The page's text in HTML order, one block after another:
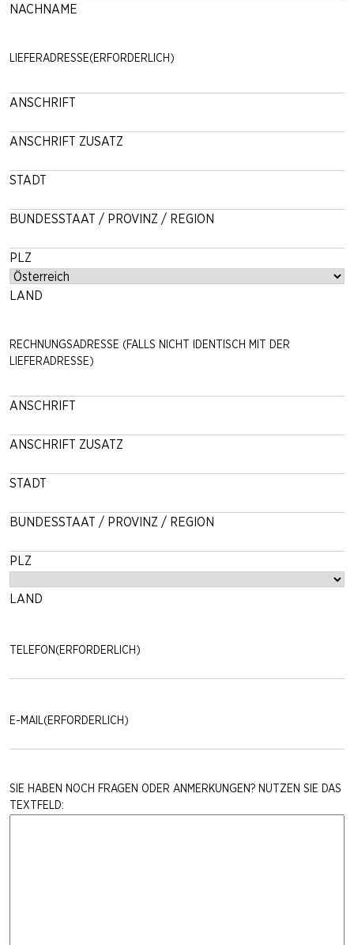
NACHNAME
LIEFERADRESSE(ERFORDERLICH)
ANSCHRIFT
ANSCHRIFT ZUSATZ
STADT
BUNDESSTAAT / PROVINZ / REGION
PLZ
LAND
RECHNUNGSADRESSE (FALLS NICHT IDENTISCH MIT DER
LIEFERADRESSE)
ANSCHRIFT
ANSCHRIFT ZUSATZ
STADT
BUNDESSTAAT / PROVINZ / REGION
PLZ
LAND
TELEFON (ERFORDERLICH)
E-MAIL(ERFORDERLICH)
SIE HABEN NOCH FRAGEN ODER ANMERKUNGEN? NUTZEN SIE DAS
TEXTFELD: